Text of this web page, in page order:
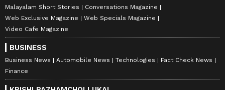
Malayalam Short Stories
Conversations Magazine
Web Exclusive Magazine
Web Specials Magazine
Video Cafe Magazine
BUSINESS
Business News Automobile News Technologies
Fact Check News
Finance